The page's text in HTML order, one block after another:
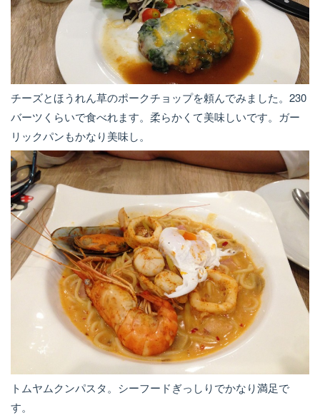
チーズとほうれん草のポークチョップを頼んでみました。230
バーツくらいで食べれます。柔らかくて美味しいです。ガー
リックパンもかなり美味し。
トムヤムクンパスタ。シーフードぎっしりでかなり満足で
す。